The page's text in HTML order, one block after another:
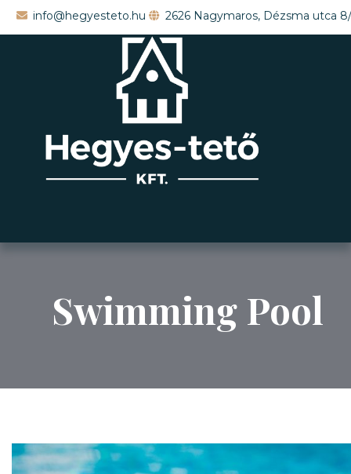
info@hegyesteto.hu 2626 Nagymaros, Dézsma utca
Swimming Pool